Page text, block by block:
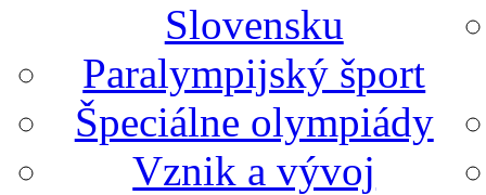
Slovensku
Paralympijský šport
Špeciálne olympiády
Vznik a vývoj